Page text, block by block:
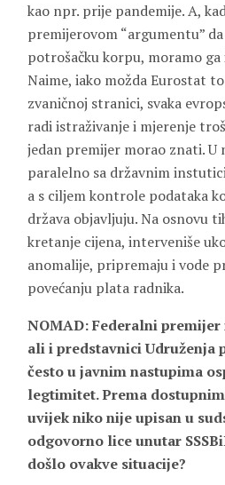
kao npr. prije pandemije. A,
premijerovom “argumentu”
potrošačku korpu, moramo
Naime, iako možda Eurostat
zvaničnoj stranici, svaka
radi istraživanje i mjerenje
jedan premijer morao znati. U
paralelno sa državnim
a s ciljem kontrole podataka
država objavljuju. Na osnovu
kretanje cijena, interveniše
anomalije, pripremaju i vode
povećanju plata radnika.
NOMAD:Federalni
ali i predstavnici Udruženja
često u javnim nastupima
legtimitet. Prema
uvijek niko nije upisan u
odgovorno lice unutar
došlo ovakve situacije?